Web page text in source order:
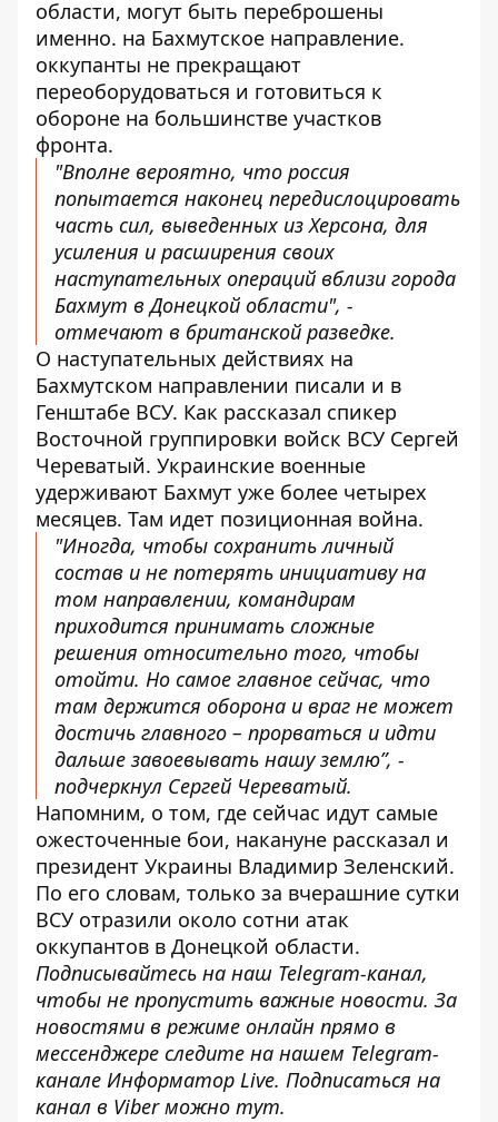
области, могут быть переброшены
именно. на Бахмутское направление.
оккупанты не прекращают
переоборудоваться и готовиться к
обороне на большинстве участков
фронта.
"Вполне вероятно, что россия
попытается наконец передислоцировать
часть сил, выведенных из Херсона, для
усиления и расширения своих
наступательных операций вблизи города
Бахмут в Донецкой области", -
отмечают в британской разведке.
О наступательных действиях на
Бахмутском направлении писали и в
Генштабе ВСУ. Как рассказал спикер
Восточной группировки войск ВСУ Сергей
Череватый. Украинские военные
удерживают Бахмут уже более четырех
месяцев. Там идет позиционная война.
"Иногда, чтобы сохранить личный
состав и не потерять инициативу на
том направлении, командирам
приходится принимать сложные
решения относительно того, чтобы
отойти. Но самое главное сейчас, что
там держится оборона и враг не может
достичь главного – прорваться и идти
дальше завоевывать нашу землю”, ​​-
подчеркнул Сергей Череватый.
Напомним, о том, где сейчас идут самые
ожесточенные бои, накануне рассказал и
президент Украины Владимир Зеленский.
По его словам, только за вчерашние сутки
ВСУ отразили около сотни атак
оккупантов в Донецкой области.
Подписывайтесь на наш Telegram-канал,
чтобы не пропустить важные новости. За
новостями в режиме онлайн прямо в
мессенджере следите на нашем Telegram-
канале Информатор Live. Подписаться на
канал в Viber можно тут.